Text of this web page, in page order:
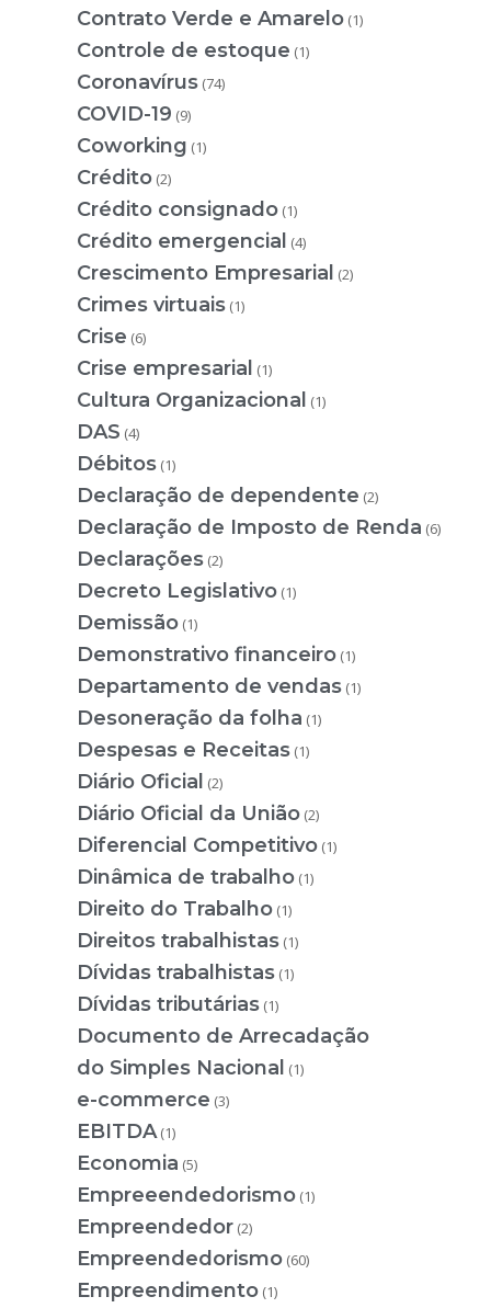
Contrato Verde e Amarelo (1)
Controle de estoque (1)
Coronavírus (74)
COVID-19 (9)
Coworking (1)
Crédito (2)
Crédito consignado (1)
Crédito emergencial (4)
Crescimento Empresarial (2)
Crimes virtuais (1)
Crise (6)
Crise empresarial (1)
Cultura Organizacional (1)
DAS (4)
Débitos (1)
Declaração de dependente (2)
Declaração de Imposto de Renda (6)
Declarações (2)
Decreto Legislativo (1)
Demissão (1)
Demonstrativo financeiro (1)
Departamento de vendas (1)
Desoneração da folha (1)
Despesas e Receitas (1)
Diário Oficial (2)
Diário Oficial da União (2)
Diferencial Competitivo (1)
Dinâmica de trabalho (1)
Direito do Trabalho (1)
Direitos trabalhistas (1)
Dívidas trabalhistas (1)
Dívidas tributárias (1)
Documento de Arrecadação
do Simples Nacional (1)
e-commerce (3)
EBITDA (1)
Economia (5)
Empreeendedorismo (1)
Empreendedor (2)
Empreendedorismo (60)
Empreendimento (1)